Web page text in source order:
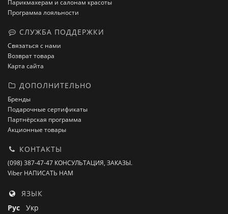
Парикмахерам и салонам красоты
Программа лояльности
СЛУЖБА ПОДДЕРЖКИ
Связаться с нами
Возврат товара
Карта сайта
ДОПОЛНИТЕЛЬНО
Бренды
Подарочные сертификаты
Партнёрская программа
Акционные товары
КОНТАКТЫ
(098) 387-47-47 КОНСУЛЬТАЦИЯ, ЗАКАЗЫ.
Viber НАПИСАТЬ НАМ
ЯЗЫК
Рус Укр